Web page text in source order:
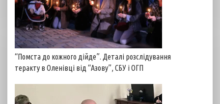
“Помста до кожного дійде”. Деталі розслідування
теракту в Оленівці від “Азову”, СБУ і ОГП